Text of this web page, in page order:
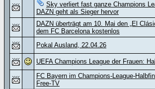
Sky verliert fast ganze Champions
DAZN geht als Sieger hervor
DAZN überträgt am 10. Mai den „El
dem FC Barcelona kostenlos
Pokal Ausland, 22.04.26
UEFA Champions League der Frauen:
FC Bayern im Champions-League-
Free-TV